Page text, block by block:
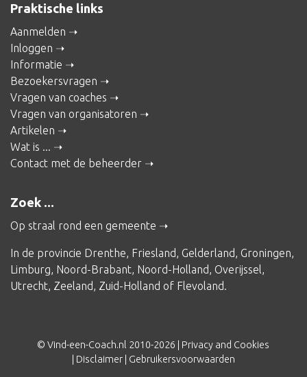
Praktische links
Aanmelden
Inloggen
Informatie
Bezoekersvragen
Vragen van coaches
Vragen van organisatoren
Artikelen
Wat is ...
Contact met de beheerder
Zoek ...
Op straal rond een gemeente
In de provincie Drenthe, Friesland, Gelderland, Groningen,
Limburg, Noord-Brabant, Noord-Holland, Overijssel,
Utrecht, Zeeland, Zuid-Holland of Flevoland.
© Vind-een-Coach.nl 2010-2026 | Privacy and Cookies
Disclaimer| Gebruikersvoorwaarden